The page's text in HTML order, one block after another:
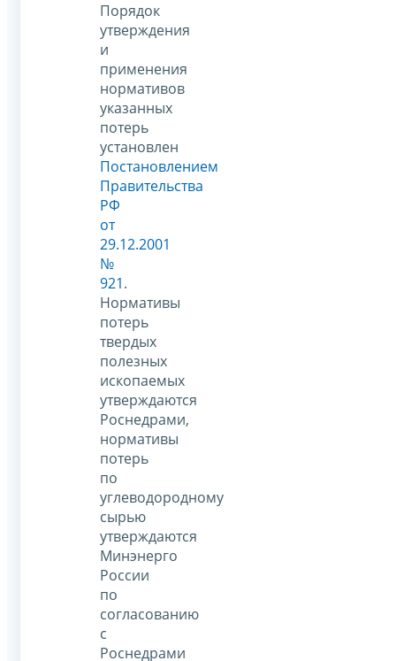
Порядок
утверждения
и
применения
нормативов
указанных
потерь
установлен
Постановлением
Правительства
РФ
от
29.12.2001
№
921.
Нормативы
потерь
твердых
полезных
ископаемых
утверждаются
Роснедрами,
нормативы
потерь
по
углеводородному
сырью
утверждаются
Минэнерго
России
по
согласованию
с
Роснедрами